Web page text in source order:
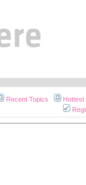
Recent Topics Hottest